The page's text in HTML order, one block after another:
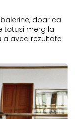
doar ca
totusi merg la
a avea rezultate